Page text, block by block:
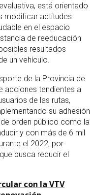
está orientado
modificar actitudes
en el espacio
de reeducación
resultados
un vehículo.
de la Provincia de
acciones tendientes a
de las rutas,
su adhesión
orden público como la
y con más de 6 mil
el 2022, por
busca reducir el
con la VTV